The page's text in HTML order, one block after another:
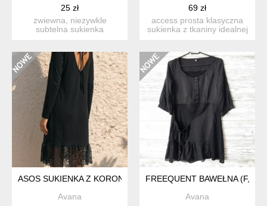
25 zł
zwiewna, niezywkle
subtelna sukienka
69 zł
access prosta klasyczna
sukienka z tkaniny idealnej
ASOS SUKIENKA Z KORONKĄ (F, VW, VM)
Avana
FREEQUENT BAWEŁNA (F, A)
Avana